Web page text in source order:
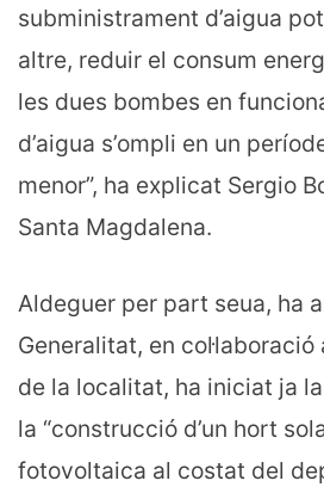
subministrament d’aigua
altre, reduir el consum
les dues bombes en
d’aigua s’ompli en un
menor”, ha explicat Sergio
Santa Magdalena.
Aldeguer per part seua, ha
Generalitat, en col·laboració
de la localitat, ha iniciat ja
la “construcció d’un hort
fotovoltaica al costat del